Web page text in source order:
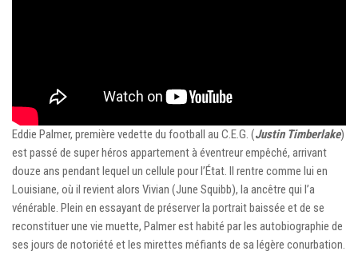
Eddie Palmer, première vedette du football au C.E.G. (Justin Timberlake)
est passé de super héros appartement à éventreur empêché, arrivant
douze ans pendant lequel un cellule pour l’État. Il rentre comme lui en
Louisiane, où il revient alors Vivian (June Squibb), la ancêtre qui l’a
vénérable. Plein en essayant de préserver la portrait baissée et de se
reconstituer une vie muette, Palmer est habité par les autobiographie de
ses jours de notoriété et les mirettes méfiants de sa légère conurbation.